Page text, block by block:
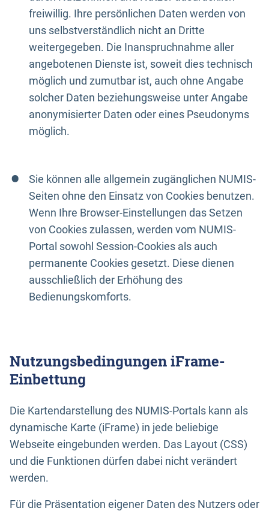
freiwillig. Ihre persönlichen Daten werden von
uns selbstverständlich nicht an Dritte
weitergegeben. Die Inanspruchnahme aller
angebotenen Dienste ist, soweit dies technisch
möglich und zumutbar ist, auch ohne Angabe
solcher Daten beziehungsweise unter Angabe
anonymisierter Daten oder eines Pseudonyms
möglich.
Sie können alle allgemein zugänglichen NUMIS-
Seiten ohne den Einsatz von Cookies benutzen.
Wenn Ihre Browser-Einstellungen das Setzen
von Cookies zulassen, werden vom NUMIS-
Portal sowohl Session-Cookies als auch
permanente Cookies gesetzt. Diese dienen
ausschließlich der Erhöhung des
Bedienungskomforts.
Nutzungsbedingungen iFrame-
Einbettung
Die Kartendarstellung des NUMIS-Portals kann als
dynamische Karte (iFrame) in jede beliebige
Webseite eingebunden werden. Das Layout (CSS)
und die Funktionen dürfen dabei nicht verändert
werden.
Für die Präsentation eigener Daten des Nutzers oder